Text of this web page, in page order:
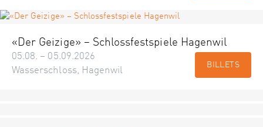
«Der Geizige» – Schlossfestspiele Hagenwil
05.08. – 05.09.2026
Wasserschloss, Hagenwil
BILLETS